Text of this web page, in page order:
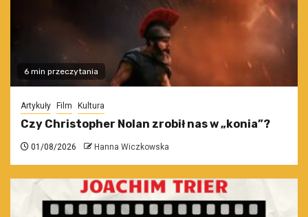
6 min przeczytania
Artykuły Film Kultura
Czy Christopher Nolan zrobił nas w „konia”?
01/08/2026 Hanna Wiczkowska